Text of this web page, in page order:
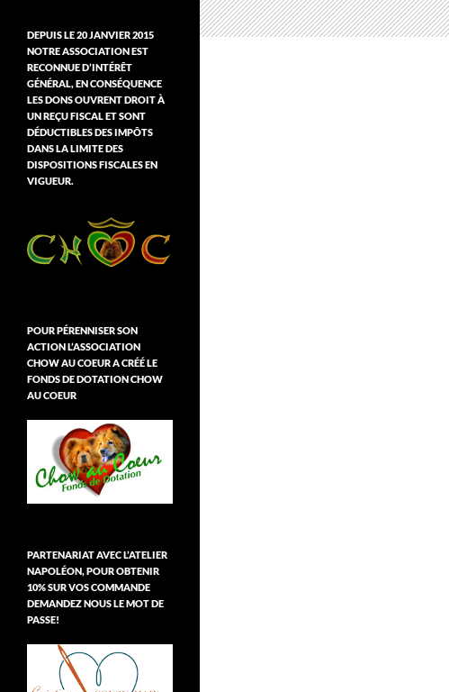
DEPUIS LE 20 JANVIER 2015
NOTRE ASSOCIATION EST
RECONNUE D’INTÉRÊT
GÉNÉRAL, EN CONSÉQUENCE
LES DONS OUVRENT DROIT À
UN REÇU FISCAL ET SONT
DÉDUCTIBLES DES IMPÔTS
DANS LA LIMITE DES
DISPOSITIONS FISCALES EN
VIGUEUR.
POUR PÉRENNISER SON
ACTION L’ASSOCIATION
CHOW AU COEUR A CRÉÉ LE
FONDS DE DOTATION CHOW
AU COEUR
PARTENARIAT AVEC L’ATELIER
NAPOLÉON, POUR OBTENIR
10% SUR VOS COMMANDE
DEMANDEZ NOUS LE MOT DE
PASSE!